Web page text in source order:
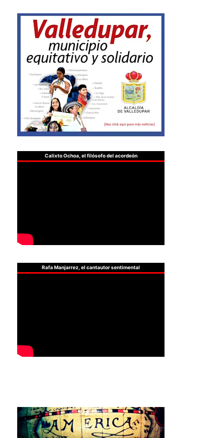
Calixto Ochoa, el filósofo del acordeón
Rafa Manjarrez, el cantautor sentimental